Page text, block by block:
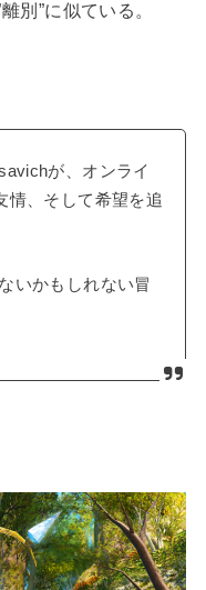
別”に似ている。
が、オンライ
情、そして希望を追
いかもしれない冒